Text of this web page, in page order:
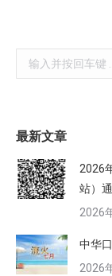
Search:
最新文章
2026
站）
2026
中华
2026